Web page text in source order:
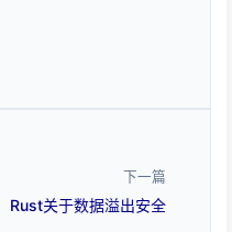
下一篇
Rust关于数据溢出安全